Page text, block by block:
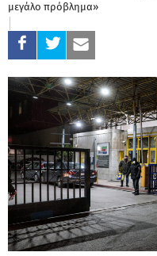
μεγάλο πρόβλημα»